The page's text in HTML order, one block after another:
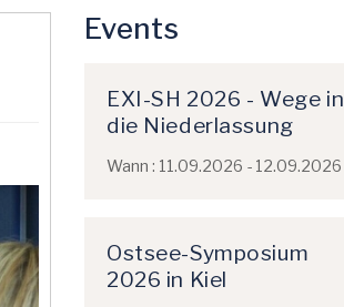
Events
EXI-SH 2026 - Wege in
die Niederlassung
Wann : 11.09.2026 - 12.09.2026
Ostsee-Symposium
2026 in Kiel